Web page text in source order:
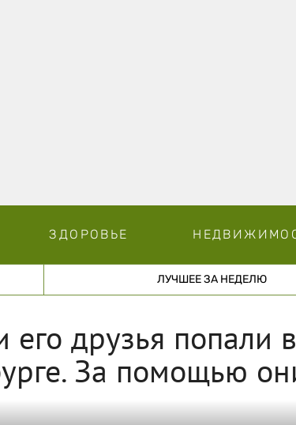
ЗДОРОВЬЕ
ЛУЧШЕЕ ЗА НЕДЕЛЮ
друзья попали в
За помощью